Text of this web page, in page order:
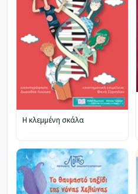
Η κλεμμένη σκάλα